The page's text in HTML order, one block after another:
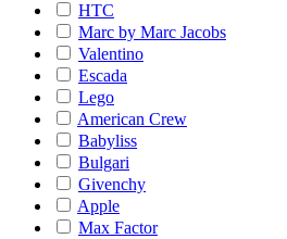
HTC
Marc by Marc Jacobs
Valentino
Escada
Lego
American Crew
Babyliss
Bulgari
Givenchy
Apple
Max Factor